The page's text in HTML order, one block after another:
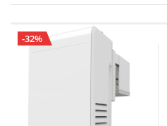
-32%